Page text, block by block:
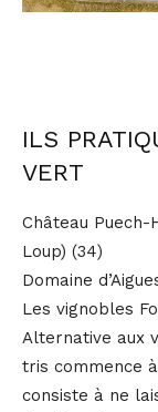
ILS
VERT
Château Puech-
Loup) (34)
Domaine
Les vignobles
Alternative aux
tris commence
consiste à ne